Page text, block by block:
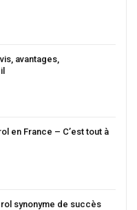
avantages,
en France – C’est tout à
synonyme de succès